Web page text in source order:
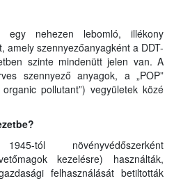
egy nehezen lebomló, illékony
amely szennyezőanyagként a DDT-
szinte mindenütt jelen van. A
szennyező anyagok, a „POP”
pollutant”) vegyületek közé
tól növényvédőszerként
kezelésre) használták,
felhasználását betiltották